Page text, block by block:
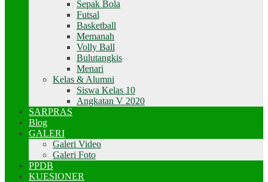
Sepak Bola
Futsal
Basketball
Memanah
Volly Ball
Bulutangkis
Menari
Kelas & Alumni
Siswa Kelas 10
Angkatan V 2020
SARPRAS
Blog
GALERI
Galeri Video
Galeri Foto
PPDB
KUESIONER